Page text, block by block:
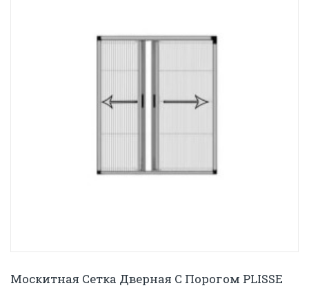
Москитная Сетка Дверная С Порогом PLISSE